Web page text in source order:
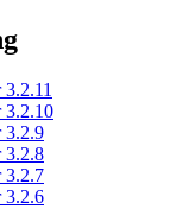
3.2.10
3.2.9
3.2.8
3.2.7
3.2.6